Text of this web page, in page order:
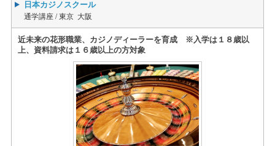
日本カジノスクール
通学講座 /東京 大阪
近未来の花形職業、カジノディーラーを育成 ※入学は１８歳以
上、資料請求は１６歳以上の方対象